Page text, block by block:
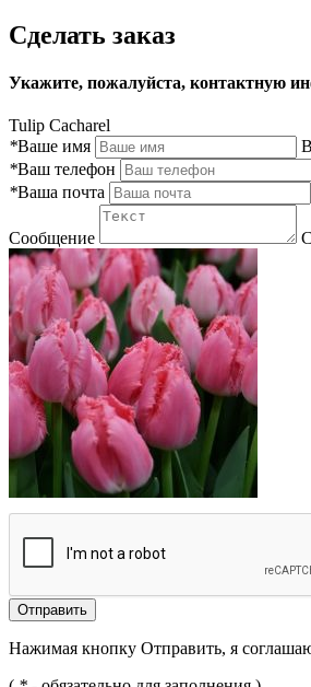
Сделать заказ
Укажите, пожалуйста, контактную
Tulip Cacharel
*Ваше имя
*Ваш телефон
*Ваша почта
Сообщение
Отправить
Нажимая кнопку Отправить, я